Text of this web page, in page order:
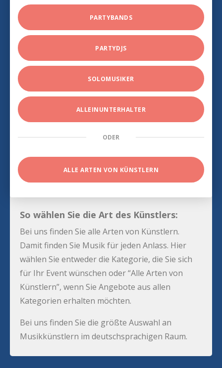
PARTYBANDS
PARTYDJS
SOLOMUSIKER
ALLEINUNTERHALTER
ODER
ALLE ARTEN VON KÜNSTLERN
So wählen Sie die Art des Künstlers:
Bei uns finden Sie alle Arten von Künstlern.
Damit finden Sie Musik für jeden Anlass. Hier
wählen Sie entweder die Kategorie, die Sie sich
für Ihr Event wünschen oder “Alle Arten von
Künstlern”, wenn Sie Angebote aus allen
Kategorien erhalten möchten.
Bei uns finden Sie die größte Auswahl an
Musikkünstlern im deutschsprachigen Raum.